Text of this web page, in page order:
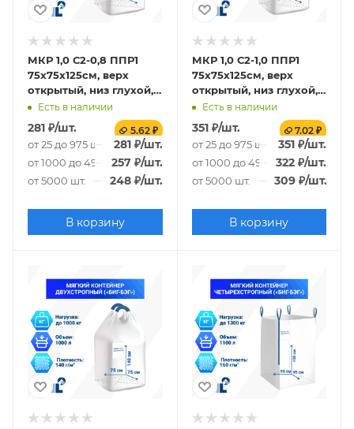
МКР 1,0 С2-0,8 ППР1
75х75х125см, верх
открытый, низ глухой,
120г/м2
Есть в наличии
281 ₽/шт. 5.62 ₽
от 25 до 975 шт. 281₽/шт.
от 1000 до 4975 шт.
257₽/шт.
от 5000 шт. 248 ₽/шт.
В корзину
МКР 1,0 С2-1,0 ППР1
75х75х125см, верх
открытый, низ глухой,
140г/м2
Есть в наличии
351₽/шт. 7.02 ₽
от 25 до 975 шт. 351 ₽/шт.
от 1000 до 4975 шт.
322 ₽/шт.
от 5000 шт. 309₽/шт.
В корзину